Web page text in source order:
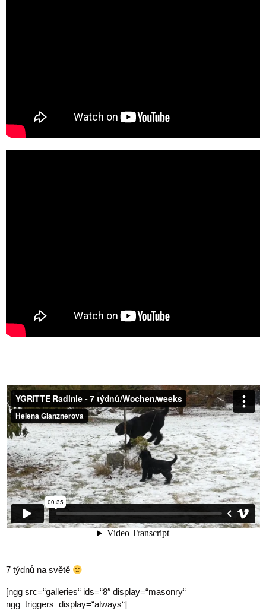
7 týdnů na světě
[ngg src=“galleries“ ids=“8″ display=“masonry“
ngg_triggers_display=“always“]